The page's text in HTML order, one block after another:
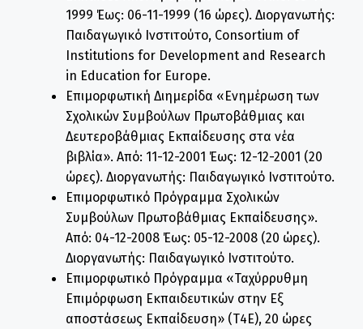
1999 Έως: 06-11-1999 (16 ώρες). Διοργανωτής:
Παιδαγωγικό Ινστιτούτο, Consortium of
Institutions for Development and Research
in Education for Europe.
Επιμορφωτική Διημερίδα «Ενημέρωση των
Σχολικών Συμβούλων Πρωτοβάθμιας και
Δευτεροβάθμιας Εκπαίδευσης στα νέα
βιβλία». Από: 11-12-2001 Έως: 12-12-2001 (20
ώρες). Διοργανωτής: Παιδαγωγικό Ινστιτούτο.
Επιμορφωτικό Πρόγραμμα Σχολικών
Συμβούλων Πρωτοβάθμιας Εκπαίδευσης».
Από: 04-12-2008 Έως: 05-12-2008 (20 ώρες).
Διοργανωτής: Παιδαγωγικό Ινστιτούτο.
Επιμορφωτικό Πρόγραμμα «Ταχύρρυθμη
Επιμόρφωση Εκπαιδευτικών στην Εξ
αποστάσεως Εκπαίδευση» (Τ4Ε), 20 ώρες